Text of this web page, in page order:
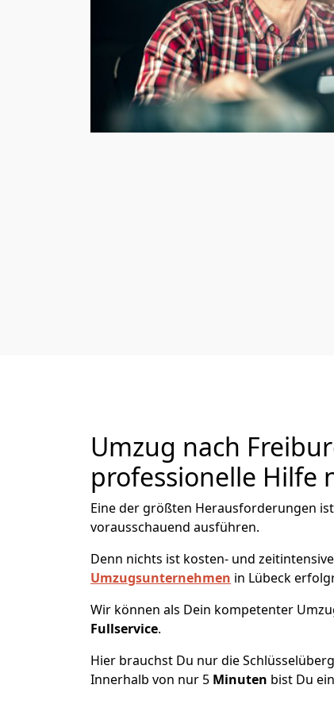
Umzug nach
professionelle Hilfe
Eine der größten Herausforderungen
vorausschauend ausführen.
Denn nichts ist kosten- und
Umzugsunternehmen in Lübeck
Wir können als Dein kompetenter
Fullservice.
Hier brauchst Du nur die
Innerhalb von nur 5 Minuten bist Du